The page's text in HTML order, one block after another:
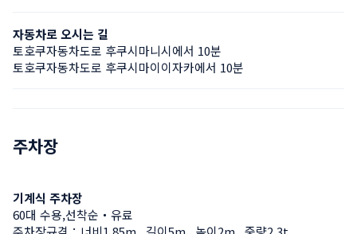
자동차로 오시는 길
토호쿠자동차도로 후쿠시마니시에서 10분
토호쿠자동차도로 후쿠시마이이자카에서 10분
주차장
기계식 주차장
60대 수용,선착순・유료